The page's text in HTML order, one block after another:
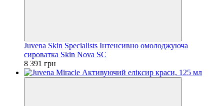
Juvena Skin Specialists Інтенсивно омолоджуюча
сироватка Skin Nova SC
8 391 грн